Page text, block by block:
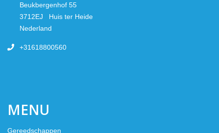
Beukbergenhof 55
3712EJ Huis ter Heide
Nederland
+31618800560
MENU
Gereedschappen